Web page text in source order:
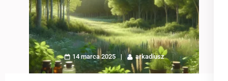
14 marca 2025 arkadiusz